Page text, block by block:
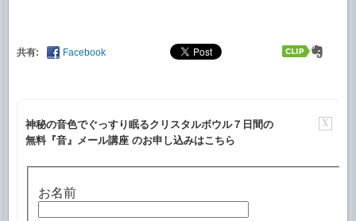
共有: Facebook
X
神秘の音色でぐっすり眠るクリスタルボウル７日間の
無料『音』メール講座 のお申し込みはこちら
お名前